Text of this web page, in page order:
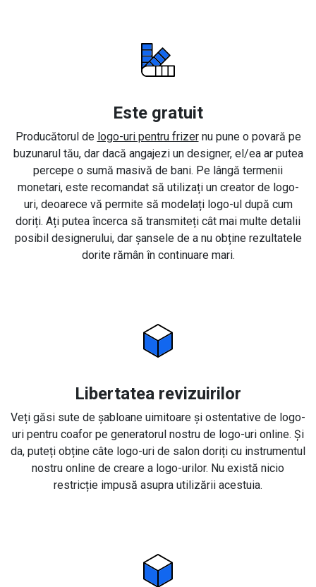
Este gratuit
Producătorul de logo-uri pentru frizernu pune o povară pe
buzunarul tău, dar dacă angajezi un designer, el/ea ar putea
percepe o sumă masivă de bani. Pe lângă termenii
monetari, este recomandat să utilizați un creator de logo-
uri, deoarece vă permite să modelați logo-ul după cum
doriți. Ați putea încerca să transmiteți cât mai multe detalii
posibil designerului, dar șansele de a nu obține rezultatele
dorite rămân în continuare mari.
Libertatea revizuirilor
Veți găsi sute de șabloane uimitoare și ostentative de logo-
uri pentru coafor pe generatorul nostru de logo-uri online. Și
da, puteți obține câte logo-uri de salon doriți cu instrumentul
nostru online de creare a logo-urilor. Nu există nicio
restricție impusă asupra utilizării acestuia.